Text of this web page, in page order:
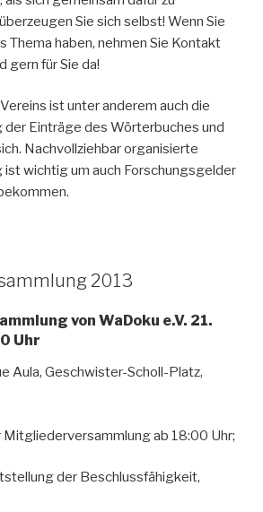
Sie sich selbst! Wenn Sie
Thema haben, nehmen Sie Kontakt
gern für Sie da!
ist unter anderem auch die
der Einträge des Wörterbuches und
Nachvollziehbar organisierte
ist wichtig um auch Forschungsgelder
2013
von WaDoku e.V. 21.
Uhr
Aula, Geschwister-Scholl-Platz,
ab 18:00 Uhr;
der Beschlussfähigkeit,